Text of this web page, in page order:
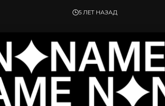
5 ЛЕТ НАЗАД